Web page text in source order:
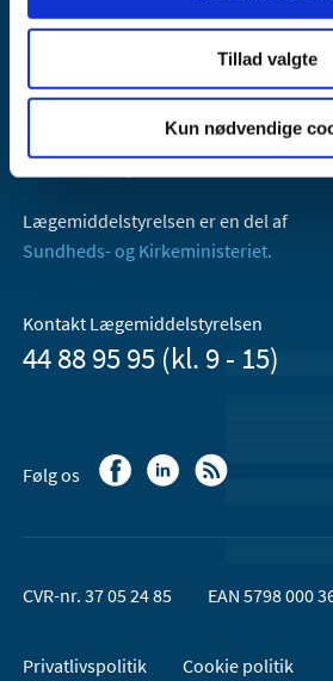
Tillad valgte
Kun nødvendige
Axel Heides Gade 1
2300 København S
Lægemiddelstyrelsen er en del af
Sundheds- og Kirkeministeriet.
Kontakt Lægemiddelstyrelsen
44 88 95 95 (kl. 9 - 15)
Følg os
CVR-nr. 37 05 24 85 EAN 5798 000
Privatlivspolitik
Cookie politik